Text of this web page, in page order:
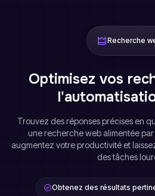
Recherche
Optimisez vos
Trouvez des réponses précises en
une recherche web alimentée
augmentez votre productivité et
des tâches
Obtenez des résultats